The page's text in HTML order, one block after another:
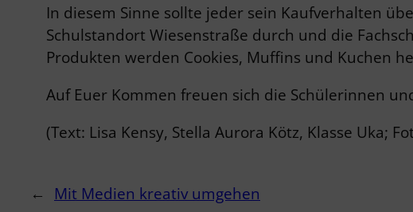
In diesem Sinne sollte jeder sein Kaufverhalten
Schulstandort Wiesenstraße durch und die
Produkten werden Cookies, Muffins und Kuchen
Auf Euer Kommen freuen sich die Schülerinnen
(Text: Lisa Kensy, Stella Aurora Kötz, Klasse Uka;
← Mit Medien kreativ umgehen